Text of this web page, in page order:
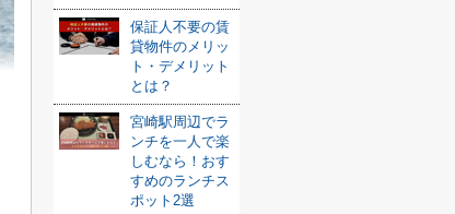
保証人不要の賃
貸物件のメリッ
ト・デメリット
とは？
宮崎駅周辺でラ
ンチを一人で楽
しむなら！おす
すめのランチス
ポット2選